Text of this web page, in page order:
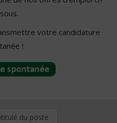
votre candidature
!